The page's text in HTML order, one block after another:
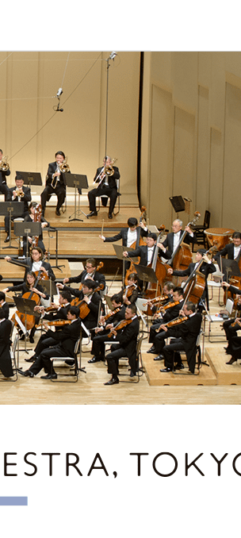
ーケストラの紹介など。